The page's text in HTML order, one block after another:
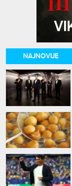
NAJNOVIJE